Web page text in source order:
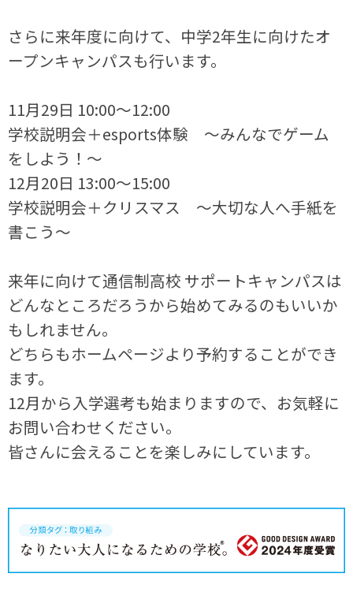
さらに来年度に向けて、中学2年生に向けたオ
ープンキャンパスも行います。
11月29日 10:00～12:00
学校説明会＋esports体験 ～みんなでゲーム
をしよう！～
12月20日 13:00～15:00
学校説明会＋クリスマス ～大切な人へ手紙を
書こう～
来年に向けて通信制高校 サポートキャンパスは
どんなところだろうから始めてみるのもいいか
もしれません。
どちらもホームページより予約することができ
ます。
12月から入学選考も始まりますので、お気軽に
お問い合わせください。
皆さんに会えることを楽しみにしています。